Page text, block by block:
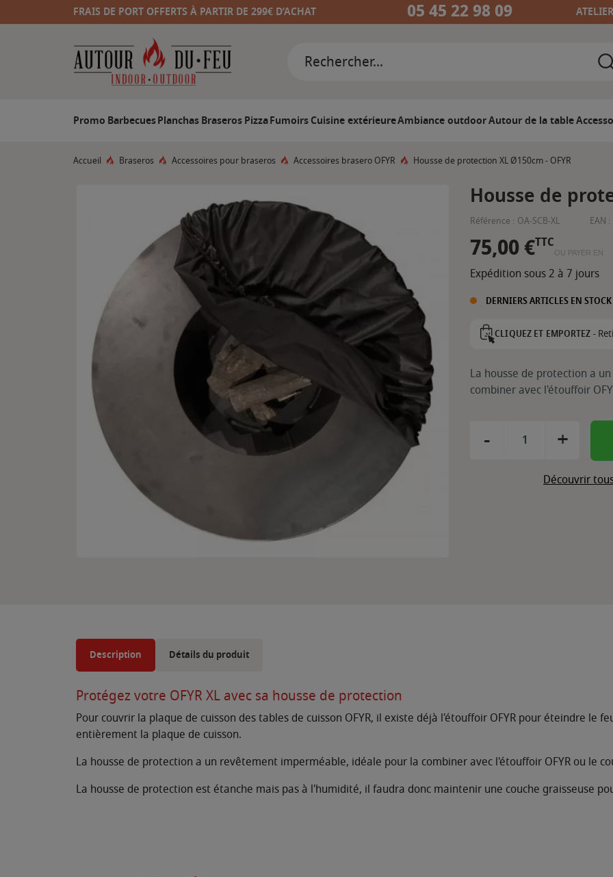
FRAIS DE PORT OFFERTS À PARTIR DE 299€ D’ACHAT 05 45 22 98 09
Promo BarbecuesPlanchasBraserosPizzaFumoirsCuisine extérieureAmbiance outdoorAutour de la table
Accueil Braseros Accessoires pour braseros Accessoires brasero OFYR Housse de protection XL Ø150cm - OFYR
Housse de
Référence : OA-SCB-XL EAN :
75,00 €TTC
OU PAYER EN
Expédition sous 2 à 7 jours
DERNIERS ARTICLES EN STOCK
CLIQUEZ ET EMPORTEZ -
La housse de protection a
combiner avec l'étouffoir
- +
Découvrir
Description Détails du produit
Protégez votre OFYR XL avec sa housse de protection
Pour couvrir la plaque de cuisson des tables de cuisson OFYR, il existe déjà l'étouffoir OFYR pour éteindre le
entièrement la plaque de cuisson.
La housse de protection a un revêtement imperméable, idéale pour la combiner avec l'étouffoir OFYR ou le
La housse de protection est étanche mais pas à l'humidité, il faudra donc maintenir une couche graisseuse